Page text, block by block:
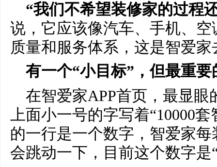
“我们不希望装修家的过程
说，它应该像汽车、手机、
质量和服务体系，这是智爱
有一个“小目标”，但最重要
在智爱家APP首页，最显
上面小一号的字写着“10000
的一行是一个数字，智爱家
会跳动一下，目前这个数字是